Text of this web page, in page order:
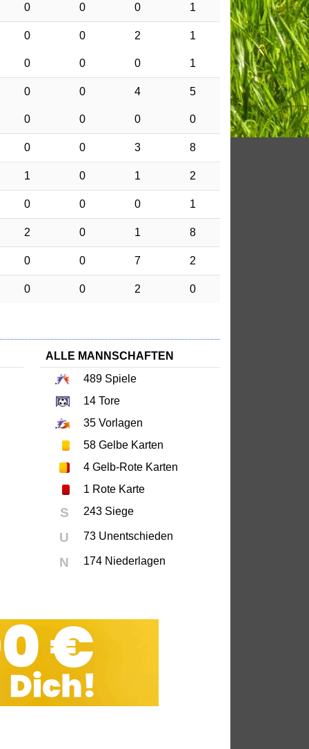
0 0 0 1
0 0 2 1
0 0 0 1
0 0 4 5
0 0 0 0
0 0 3 8
1 0 1 2
0 0 0 1
2 0 1 8
0 0 7 2
0 0 2 0
ALLE MANNSCHAFTEN
489 Spiele
14 Tore
35 Vorlagen
58 Gelbe Karten
4 Gelb-Rote Karten
1 Rote Karte
S 243 Siege
U 73 Unentschieden
N 174 Niederlagen